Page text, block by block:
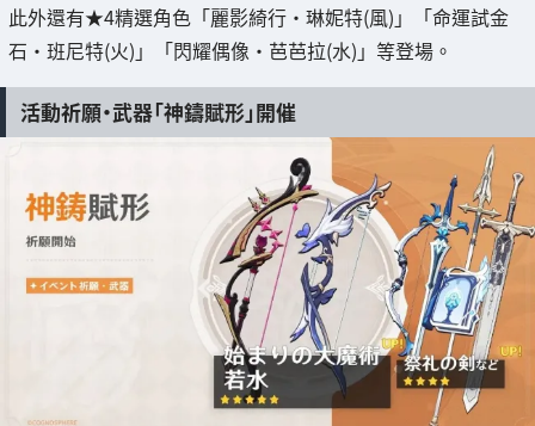
此外還有★4精選角色「麗影綺行・琳妮特(風)」「命運試金
石・班尼特(火)」「閃耀偶像・芭芭拉(水)」等登場。
活動祈願・武器「神鑄賦形」開催